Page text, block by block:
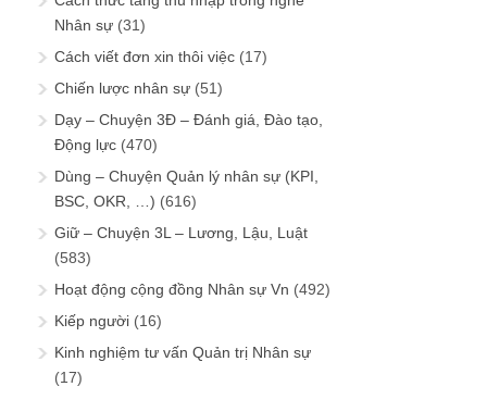
Nhân sự (31)
Cách viết đơn xin thôi việc (17)
Chiến lược nhân sự (51)
Dạy – Chuyện 3Đ – Đánh giá, Đào tạo,
Động lực (470)
Dùng – Chuyện Quản lý nhân sự (KPI,
BSC, OKR, …) (616)
Giữ – Chuyện 3L – Lương, Lậu, Luật
(583)
Hoạt động cộng đồng Nhân sự Vn (492)
Kiếp người (16)
Kinh nghiệm tư vấn Quản trị Nhân sự
(17)